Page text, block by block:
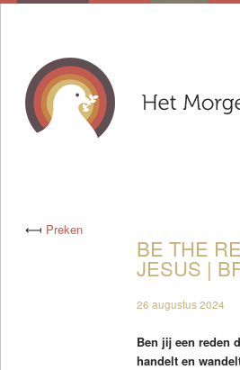
⟻ Preken
BE THE
JESUS |
26 augustus 2024
Ben jij een reden
handelt en